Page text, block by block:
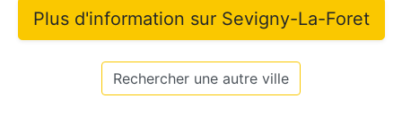
Plus d'information sur Sevigny-La-Foret
Rechercher une autre ville